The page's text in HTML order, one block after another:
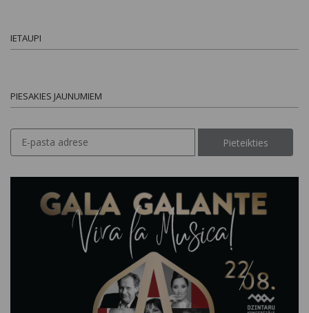
IETAUPI
PIESAKIES JAUNUMIEM
Pieteikties